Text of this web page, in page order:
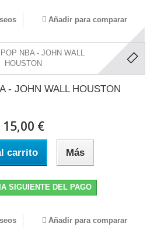
Añadir para comparar
- JOHN WALL HOUSTON
15,00 €
carrito Más
SIGUIENTE DEL PAGO
Añadir para comparar